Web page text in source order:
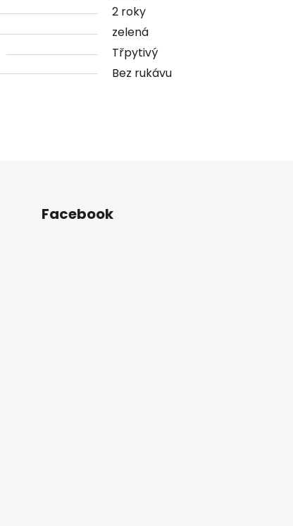
2 roky
zelená
Třpytivý
Bez rukávu
Facebook